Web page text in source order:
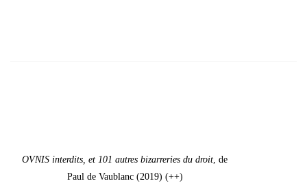
OVNIS inter­dits, et 101 autres bizar­re­ries du droit, de
Paul de Vau­blanc (2019) (++)